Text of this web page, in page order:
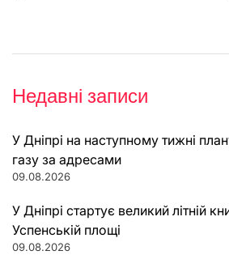
Недавні записи
У Дніпрі на наступному тижні
газу за адресами
09.08.2026
У Дніпрі стартує великий літній
Успенській площі
09.08.2026